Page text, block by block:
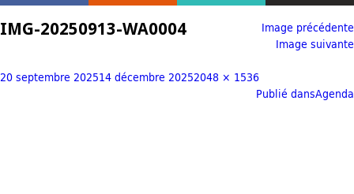
Image précédente
Image suivante
IMG-20250913-WA0004
20 septembre 202514 décembre 20252048 × 1536
Publié dansAgenda